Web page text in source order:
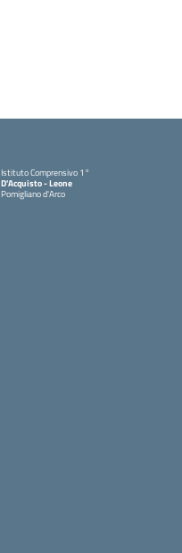
Istituto Comprensivo 1°
D'Acquisto - Leone
Pomigliano d'Arco
— Visita la pagina iniziale della scuola